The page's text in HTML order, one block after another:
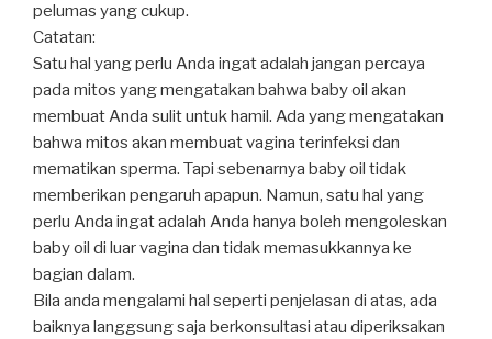
pelumas yang cukup.
Catatan:
Satu hal yang perlu Anda ingat adalah jangan percaya
pada mitos yang mengatakan bahwa baby oil akan
membuat Anda sulit untuk hamil. Ada yang mengatakan
bahwa mitos akan membuat vagina terinfeksi dan
mematikan sperma. Tapi sebenarnya baby oil tidak
memberikan pengaruh apapun. Namun, satu hal yang
perlu Anda ingat adalah Anda hanya boleh mengoleskan
baby oil di luar vagina dan tidak memasukkannya ke
bagian dalam.
Bila anda mengalami hal seperti penjelasan di atas, ada
baiknya langgsung saja berkonsultasi atau diperiksakan